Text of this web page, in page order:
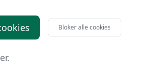
Bloker alle cookies